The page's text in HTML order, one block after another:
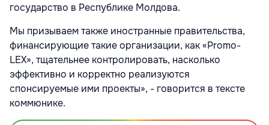
государство в Республике Молдова.
Мы призываем также иностранные правительства,
финансирующие такие организации, как «Promo-
LEX», тщательнее контролировать, насколько
эффективно и корректно реализуются
спонсируемые ими проекты», - говорится в тексте
коммюнике.